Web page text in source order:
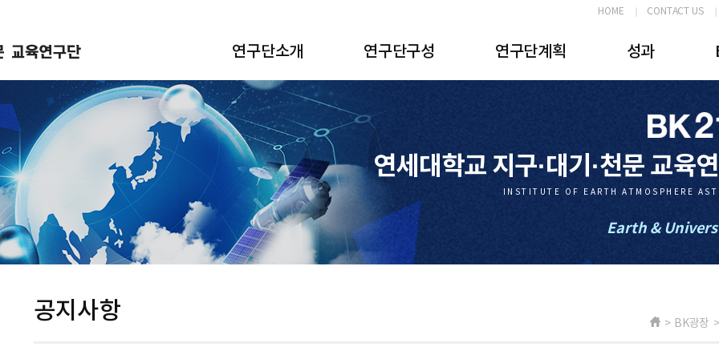
HOME CONTACT US
연구단소개 연구단구성 연구단계획 성과
연세대학교 지구·대기·천문 교육
INSTITUTE OF EARTH ATMOSPHERE
Earth &
공지사항 > BK광장